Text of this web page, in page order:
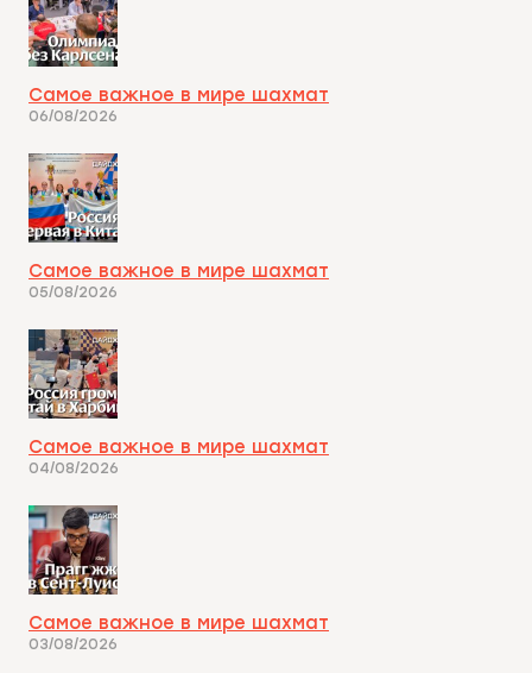
Самое важное в мире шахмат
06/08/2026
Самое важное в мире шахмат
05/08/2026
Самое важное в мире шахмат
04/08/2026
Самое важное в мире шахмат
03/08/2026